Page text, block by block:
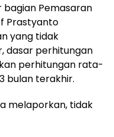
bagian Pemasaran
Prastyanto
yang tidak
dasar perhitungan
perhitungan rata-
bulan terakhir.
melaporkan, tidak